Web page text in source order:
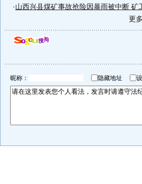
·山西兴县煤矿事故抢险因暴雨被中断 矿
更
昵称： 隐藏地址